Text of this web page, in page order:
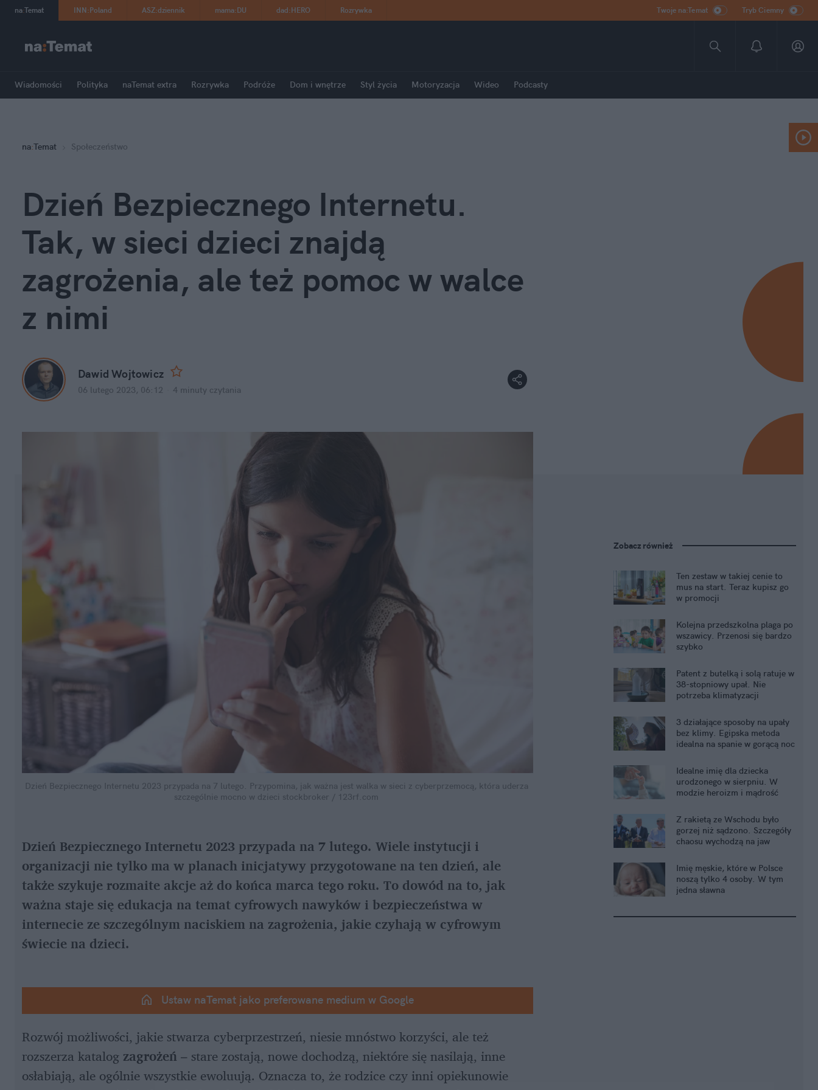
na:Temat INN:Poland ASZ:dziennik mama:DU dad:HERO Rozrywka Twoje na:Temat Tryb Ciemny
Wiadomości Polityka naTemat extra Rozrywka Podróże Dom i wnętrze Styl życia Motoryzacja Wideo Podcasty
na:Temat Społeczeństwo
Dzień Bezpiecznego Internetu.
Tak, w sieci dzieci znajdą
zagrożenia, ale też pomoc w walce
z nimi
Dawid Wojtowicz
06 lutego 2023, 06:12 4 minuty czytania
Dzień Bezpiecznego Internetu 2023 przypada na 7 lutego. Przypomina, jak ważna jest walka w sieci z cyberprzemocą, która uderza
szczególnie mocno w dzieci stockbroker / 123rf.com
Dzień Bezpiecznego Internetu 2023 przypada na 7 lutego. Wiele instytucji i
organizacji nie tylko ma w planach inicjatywy przygotowane na ten dzień, ale
także szykuje rozmaite akcje aż do końca marca tego roku. To dowód na to, jak
ważna staje się edukacja na temat cyfrowych nawyków i bezpieczeństwa w
internecie ze szczególnym naciskiem na zagrożenia, jakie czyhają w cyfrowym
świecie na dzieci.
Ustaw naTemat jako preferowane medium w Google
Rozwój możliwości, jakie stwarza cyberprzestrzeń, niesie mnóstwo korzyści, ale też
rozszerza katalog zagrożeń – stare zostają, nowe dochodzą, niektóre się nasilają, inne
osłabiają, ale ogólnie wszystkie ewoluują. Oznacza to, że rodzice czy inni opiekunowie
Zobacz również
Ten zestaw w takiej cenie to
mus na start. Teraz kupisz go
w promocji
Kolejna przedszkolna plaga po
wszawicy. Przenosi się bardzo
szybko
Patent z butelką i solą ratuje w
38-stopniowy upał. Nie
potrzeba klimatyzacji
3 działające sposoby na upały
bez klimy. Egipska metoda
idealna na spanie w gorącą noc
Idealne imię dla dziecka
urodzonego w sierpniu. W
modzie heroizm i mądrość
Z rakietą ze Wschodu było
gorzej niż sądzono. Szczegóły
chaosu wychodzą na jaw
Imię męskie, które w Polsce
noszą tylko 4 osoby. W tym
jedna sławna